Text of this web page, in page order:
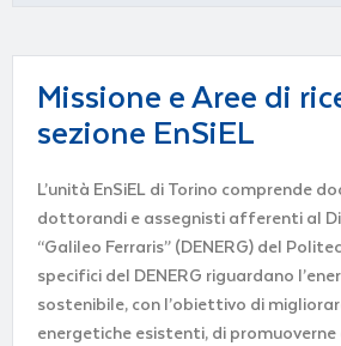
Missione e Aree di
sezione EnSiEL
L’unità EnSiEL di Torino comprende
dottorandi e assegnisti afferenti al
“Galileo Ferraris” (DENERG) del
specifici del DENERG riguardano
sostenibile, con l’obiettivo di
energetiche esistenti, di promuoverne